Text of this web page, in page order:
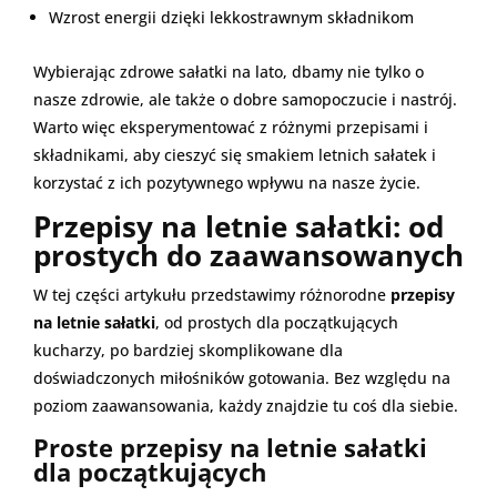
Wzrost energii dzięki lekkostrawnym składnikom
Wybierając zdrowe sałatki na lato, dbamy nie tylko o
nasze zdrowie, ale także o dobre samopoczucie i nastrój.
Warto więc eksperymentować z różnymi przepisami i
składnikami, aby cieszyć się smakiem letnich sałatek i
korzystać z ich pozytywnego wpływu na nasze życie.
Przepisy na letnie sałatki: od
prostych do zaawansowanych
W tej części artykułu przedstawimy różnorodne przepisy
na letnie sałatki, od prostych dla początkujących
kucharzy, po bardziej skomplikowane dla
doświadczonych miłośników gotowania. Bez względu na
poziom zaawansowania, każdy znajdzie tu coś dla siebie.
Proste przepisy na letnie sałatki
dla początkujących